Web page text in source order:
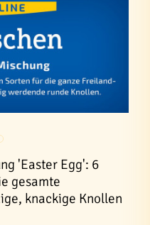
'Easter Egg': 6
gesamte
knackige Knollen